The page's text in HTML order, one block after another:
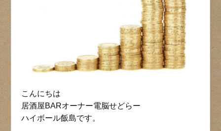
こんにちは
居酒屋BARオーナー電脳せどらー
ハイボール飯島です。